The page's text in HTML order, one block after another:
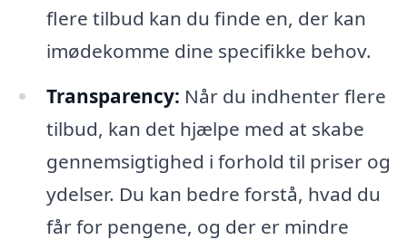
flere tilbud kan du finde en, der kan
imødekomme dine specifikke behov.
Transparency: Når du indhenter flere
tilbud, kan det hjælpe med at skabe
gennemsigtighed i forhold til priser og
ydelser. Du kan bedre forstå, hvad du
får for pengene, og der er mindre